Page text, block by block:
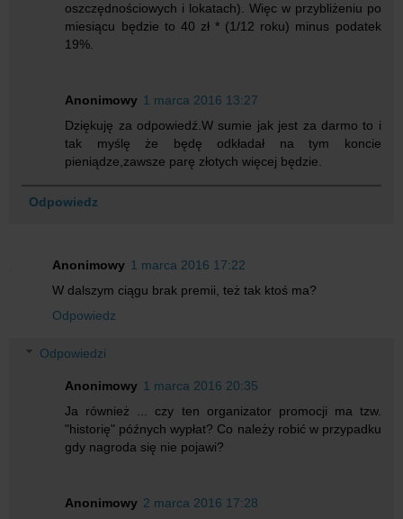
oszczędnościowych i lokatach). Więc w przybliżeniu po
miesiącu będzie to 40 zł * (1/12 roku) minus podatek
19%.
Anonimowy 1 marca 2016 13:27
Dziękuję za odpowiedź.W sumie jak jest za darmo to i
tak myślę że będę odkładał na tym koncie
pieniądze,zawsze parę złotych więcej będzie.
Odpowiedz
Anonimowy 1 marca 2016 17:22
W dalszym ciągu brak premii, też tak ktoś ma?
Odpowiedz
Odpowiedzi
Anonimowy 1 marca 2016 20:35
Ja również ... czy ten organizator promocji ma tzw.
"historię" późnych wypłat? Co należy robić w przypadku
gdy nagroda się nie pojawi?
Anonimowy 2 marca 2016 17:28